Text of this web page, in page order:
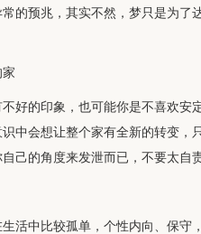
的预兆，其实不然，梦只是为了
好的印象，也可能你是不喜欢安
中会想让整个家有全新的转变，
己的角度来发泄而已，不要太自责
活中比较孤单，个性内向、保守